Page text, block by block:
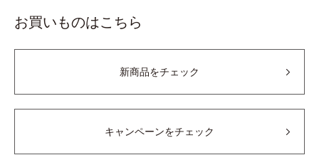
お買いものはこちら
新商品をチェック
キャンペーンをチェック